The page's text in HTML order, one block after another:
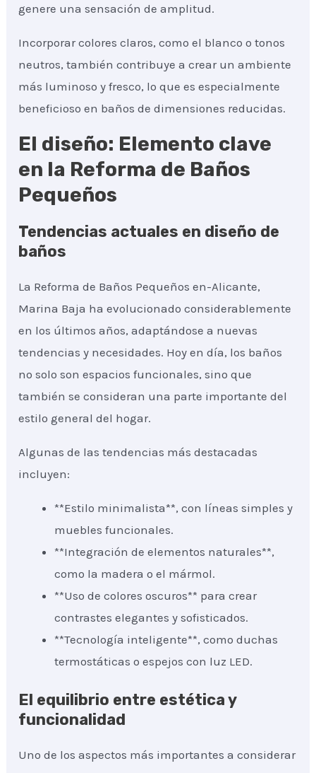
genere una sensación de amplitud.
Incorporar colores claros, como el blanco o tonos
neutros, también contribuye a crear un ambiente
más luminoso y fresco, lo que es especialmente
beneficioso en baños de dimensiones reducidas.
El diseño: Elemento clave
en la Reforma de Baños
Pequeños
Tendencias actuales en diseño de
baños
La Reforma de Baños Pequeños en-Alicante,
Marina Baja ha evolucionado considerablemente
en los últimos años, adaptándose a nuevas
tendencias y necesidades. Hoy en día, los baños
no solo son espacios funcionales, sino que
también se consideran una parte importante del
estilo general del hogar.
Algunas de las tendencias más destacadas
incluyen:
**Estilo minimalista**, con líneas simples y
muebles funcionales.
**Integración de elementos naturales**,
como la madera o el mármol.
**Uso de colores oscuros** para crear
contrastes elegantes y sofisticados.
**Tecnología inteligente**, como duchas
termostáticas o espejos con luz LED.
El equilibrio entre estética y
funcionalidad
Uno de los aspectos más importantes a considerar